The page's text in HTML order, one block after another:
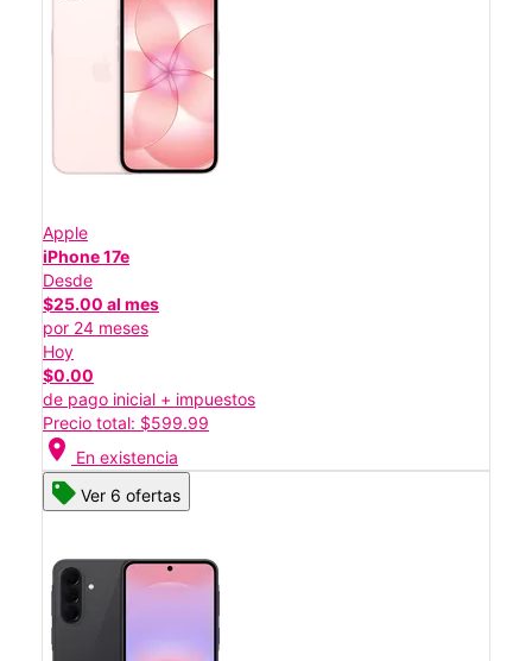
Apple
iPhone 17e
Desde
$25.00 al mes
por 24 meses
Hoy
$0.00
de pago inicial + impuestos
Precio total: $599.99
location_on En existencia
Ver 6 ofertas